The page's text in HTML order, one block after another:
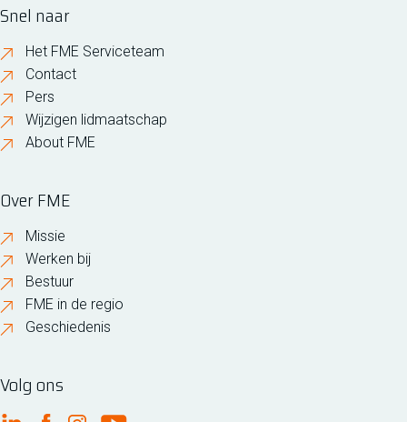
Snel naar
Het FME Serviceteam
Contact
Pers
Wijzigen lidmaatschap
About FME
Over FME
Missie
Werken bij
Bestuur
FME in de regio
Geschiedenis
Volg ons